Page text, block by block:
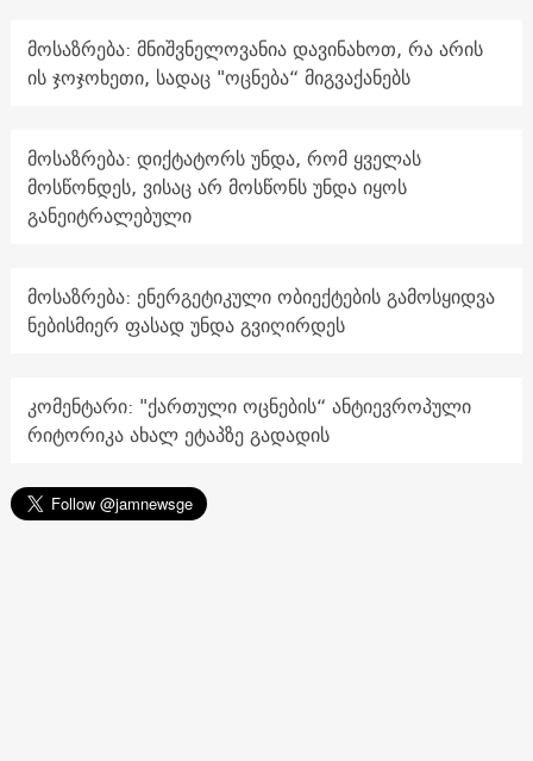
მოსაზრება: მნიშვნელოვანია დავინახოთ, რა არის
ის ჯოჯოხეთი, სადაც "ოცნება“ მიგვაქანებს
მოსაზრება: დიქტატორს უნდა, რომ ყველას
მოსწონდეს, ვისაც არ მოსწონს უნდა იყოს
განეიტრალებული
მოსაზრება: ენერგეტიკული ობიექტების გამოსყიდვა
ნებისმიერ ფასად უნდა გვიღირდეს
კომენტარი: "ქართული ოცნების“ ანტიევროპული
რიტორიკა ახალ ეტაპზე გადადის